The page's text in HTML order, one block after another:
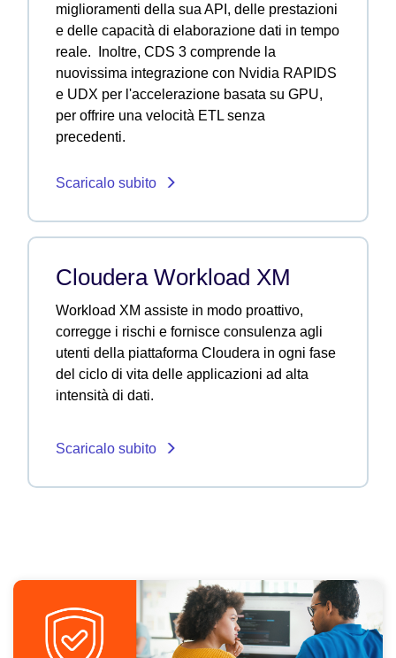
miglioramenti della sua API, delle prestazioni
e delle capacità di elaborazione dati in tempo
reale. Inoltre, CDS 3 comprende la
nuovissima integrazione con Nvidia RAPIDS
e UDX per l'accelerazione basata su GPU,
per offrire una velocità ETL senza
precedenti.
Scaricalo subito
Cloudera Workload XM
Workload XM assiste in modo proattivo,
corregge i rischi e fornisce consulenza agli
utenti della piattaforma Cloudera in ogni fase
del ciclo di vita delle applicazioni ad alta
intensità di dati.
Scaricalo subito